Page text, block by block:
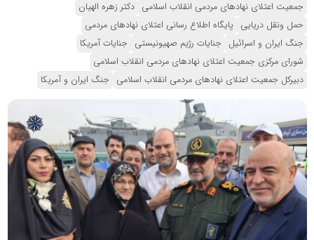
جمعیت اعتلای نهادهای مردمی انقلاب اسلامی دکتر زهره الهیان
حمل ونقل دریایی پایگاه اطلاع رسانی اعتلای نهادهای مردمی
جنگ ایران و اسرائیل جنایات رژیم صهیونیستی جنایات آمریکا
شورای مرکزی جمعیت اعتلای نهادهای مردمی انقلاب اسلامی
دبیرکل جمعیت اعتلای نهادهای مردمی انقلاب اسلامی جنگ ایران و آمریکا